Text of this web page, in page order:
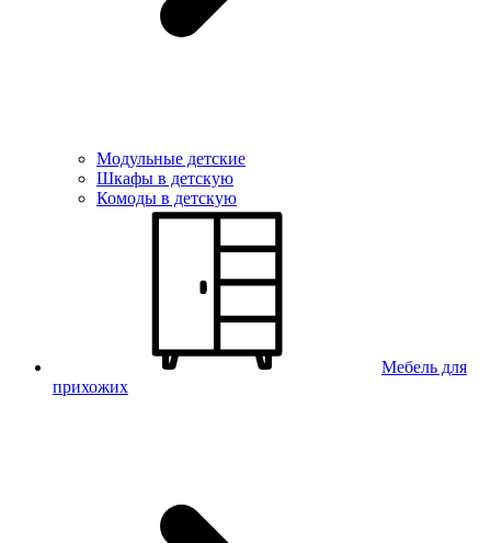
Модульные детские
Шкафы в детскую
Комоды в детскую
Мебель для
прихожих